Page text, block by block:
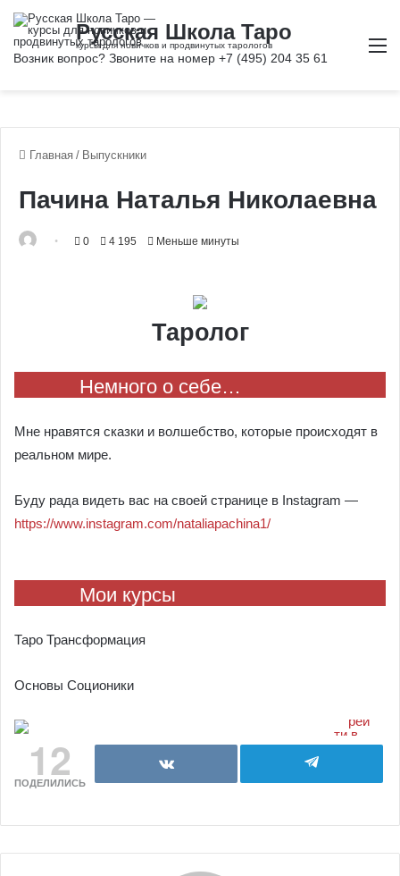
Главная / Выпускники
Пачина Наталья Николаевна
0 4 195 Меньше минуты
Таролог
Немного о себе…
Мне нравятся сказки и волшебство, которые происходят в
реальном мире.
Буду рада видеть вас на своей странице в Instagram —
https://www.instagram.com/nataliapachina1/
Мои курсы
Таро Трансформация
Основы Соционики
12
ПОДЕЛИЛИСЬ